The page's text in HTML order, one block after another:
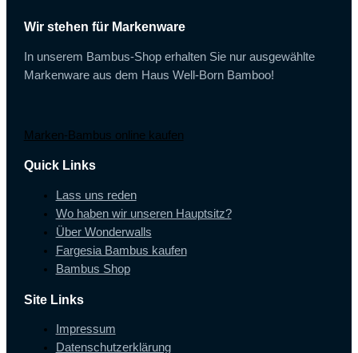
Wir stehen für Markenware
In unserem Bambus-Shop erhalten Sie nur ausgewählte
Markenware aus dem Haus Well-Born Bamboo!
Marken-Bambus online kaufen
Quick Links
Lass uns reden
Wo haben wir unseren Hauptsitz?
Über Wonderwalls
Fargesia Bambus kaufen
Bambus Shop
Site Links
Impressum
Datenschutzerklärung